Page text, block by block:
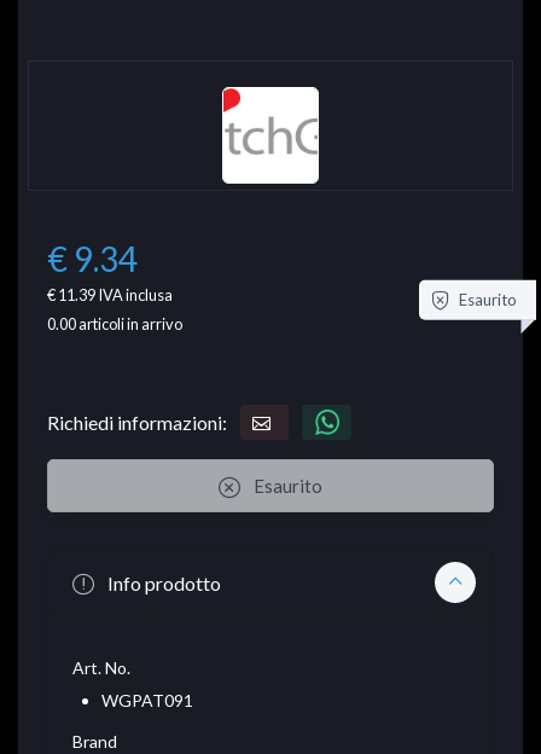
€ 9.34
€ 11.39IVA inclusa
0.00articoli in arrivo
Esaurito
Richiedi informazioni:
Esaurito
Info prodotto
Art. No.
WGPAT091
Brand